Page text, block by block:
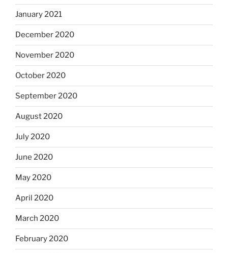
January 2021
December 2020
November 2020
October 2020
September 2020
August 2020
July 2020
June 2020
May 2020
April 2020
March 2020
February 2020